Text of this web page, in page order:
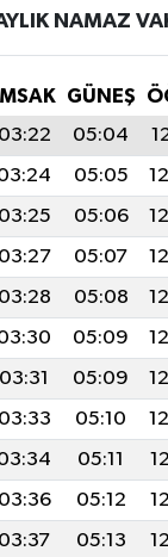
NAMAZ
İMSAK GÜNEŞ
03:22 05:04
05:05
03:25 05:06
03:27 05:07
03:28 05:08
05:09
03:31 05:09
03:33 05:10
05:11
03:36 05:12
03:37 05:13